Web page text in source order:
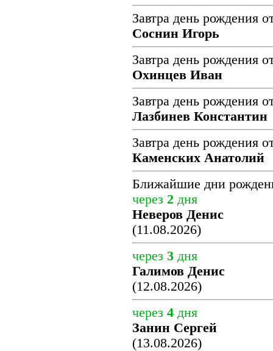
Завтра день рождения
Соснин Игорь
Завтра день рождения
Охинцев Иван
Завтра день рождения
Лазбинев Константин
Завтра день рождения
Каменских Анатолий
Ближайшие дни
через 2 дня
Неверов Денис
(11.08.2026)
через 3 дня
Галимов Денис
(12.08.2026)
через 4 дня
Занин Сергей
(13.08.2026)